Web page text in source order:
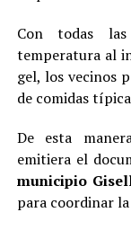
Con todas
temperatura al
gel, los vecinos
de comidas
De esta
emitiera el
municipio
para coordinar